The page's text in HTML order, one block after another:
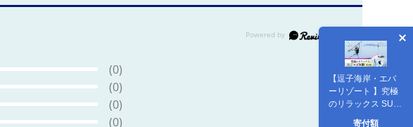
【逗子海岸・エバ
ーリゾート 】究極
のリラックス SUP
寄付額
(0)
(0)
(0)
(0)